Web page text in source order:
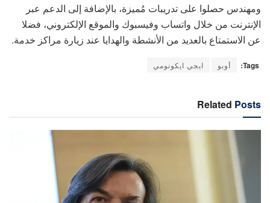
ومهندس حصلوا على تدريبات مُميزة، بالإضافة إلى الدعم عبر
الإنترنت من خلال واتساب وفيسبوك والموقع الإلكتروني، فضلا
عن الاستمتاع بالعديد من الأنشطة والهدايا عند زيارة مراكز خدمة.
Tags: أوبو ايجي ايكونومي
Related Posts